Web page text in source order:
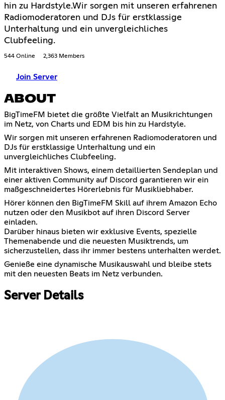
hin zu Hardstyle.Wir sorgen mit unseren erfahrenen
Radiomoderatoren und DJs für erstklassige
Unterhaltung und ein unvergleichliches
Clubfeeling.
544 Online 2,363 Members
Join Server
ABOUT
BigTimeFM bietet die größte Vielfalt an Musikrichtungen
im Netz, von Charts und EDM bis hin zu Hardstyle.
Wir sorgen mit unseren erfahrenen Radiomoderatoren und
DJs für erstklassige Unterhaltung und ein
unvergleichliches Clubfeeling.
Mit interaktiven Shows, einem detaillierten Sendeplan und
einer aktiven Community auf Discord garantieren wir ein
maßgeschneidertes Hörerlebnis für Musikliebhaber.
Hörer können den BigTimeFM Skill auf ihrem Amazon Echo
nutzen oder den Musikbot auf ihren Discord Server
einladen.
Darüber hinaus bieten wir exklusive Events, spezielle
Themenabende und die neuesten Musiktrends, um
sicherzustellen, dass ihr immer bestens unterhalten werdet.
Genieße eine dynamische Musikauswahl und bleibe stets
mit den neuesten Beats im Netz verbunden.
Server Details